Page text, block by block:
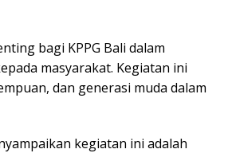
bagi KPPG Bali dalam
masyarakat. Kegiatan ini
dan generasi muda dalam
kegiatan ini adalah